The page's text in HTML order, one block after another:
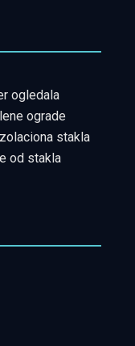
ogledala
ograde
stakla
od stakla